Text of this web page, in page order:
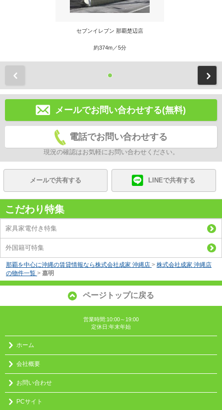
セブンイレブン 那覇楚辺店
約374m／5分
メールでお問い合わせする(無料)
電話でお問い合わせする
現況の確認はお気軽にお問い合わせください。
メールで共有する LINEで共有する
こだわり特集
家具家電付き特集
外国籍可特集
那覇を中心に沖縄の賃貸情報なら株式会社成家 沖縄店 > 株式会社成家 沖縄店
の物件一覧 > 嘉明
ページトップに戻る
営業時間:10:00～19:00
定休日:年末年始
ホーム
会社概要
お問い合わせ
PCサイト